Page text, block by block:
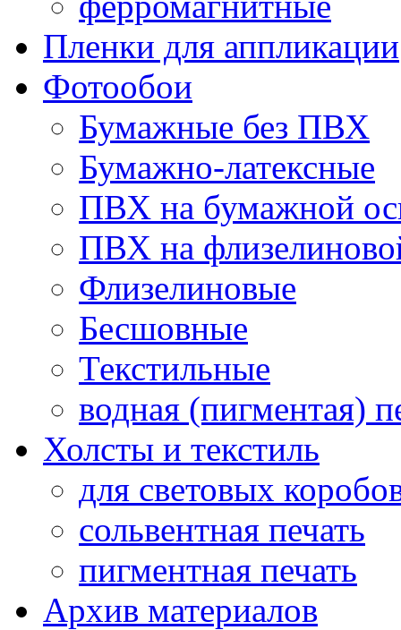
Пленки для аппликации
Фотообои
Бумажные без ПВХ
Бумажно-латексные
ПВХ на бумажной
ПВХ на
Флизелиновые
Бесшовные
Текстильные
водная (пигментая)
Холсты и текстиль
для световых
сольвентная печать
пигментная печать
Архив материалов